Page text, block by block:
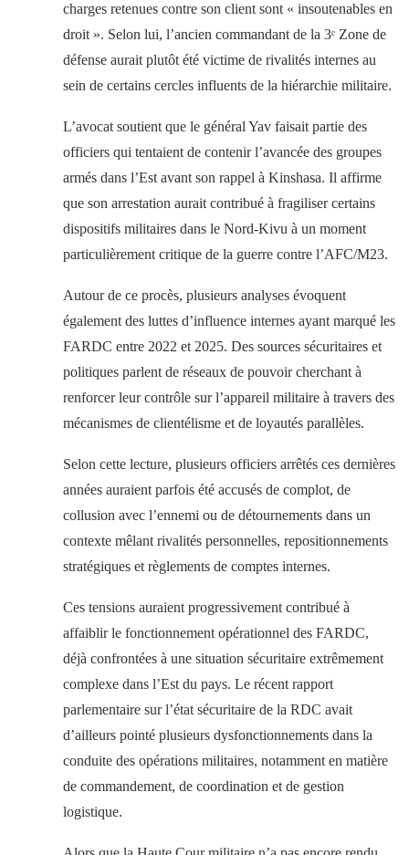
charges retenues contre son client sont « insoutenables en
droit ». Selon lui, l’ancien commandant de la 3ᵉ Zone de
défense aurait plutôt été victime de rivalités internes au
sein de certains cercles influents de la hiérarchie militaire.
L’avocat soutient que le général Yav faisait partie des
officiers qui tentaient de contenir l’avancée des groupes
armés dans l’Est avant son rappel à Kinshasa. Il affirme
que son arrestation aurait contribué à fragiliser certains
dispositifs militaires dans le Nord-Kivu à un moment
particulièrement critique de la guerre contre l’AFC/M23.
Autour de ce procès, plusieurs analyses évoquent
également des luttes d’influence internes ayant marqué les
FARDC entre 2022 et 2025. Des sources sécuritaires et
politiques parlent de réseaux de pouvoir cherchant à
renforcer leur contrôle sur l’appareil militaire à travers des
mécanismes de clientélisme et de loyautés parallèles.
Selon cette lecture, plusieurs officiers arrêtés ces dernières
années auraient parfois été accusés de complot, de
collusion avec l’ennemi ou de détournements dans un
contexte mêlant rivalités personnelles, repositionnements
stratégiques et règlements de comptes internes.
Ces tensions auraient progressivement contribué à
affaiblir le fonctionnement opérationnel des FARDC,
déjà confrontées à une situation sécuritaire extrêmement
complexe dans l’Est du pays. Le récent rapport
parlementaire sur l’état sécuritaire de la RDC avait
d’ailleurs pointé plusieurs dysfonctionnements dans la
conduite des opérations militaires, notamment en matière
de commandement, de coordination et de gestion
logistique.